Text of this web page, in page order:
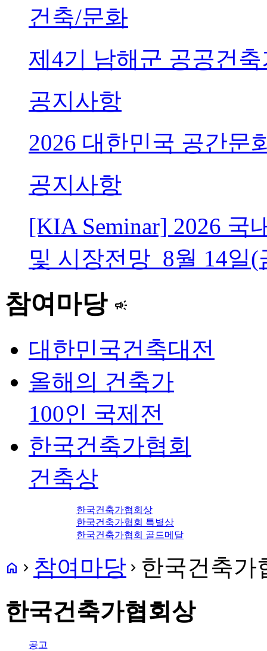
건축/문화
제4기 남해군 공공건
공지사항
2026 대한민국 공간문
공지사항
[KIA Seminar] 2026 국
및 시장전망_8월 14일(
참여마당 campaign
대한민국건축대전
올해의 건축가
100인 국제전
한국건축가협회
건축상
한국건축가협회상
한국건축가협회 특별상
한국건축가협회 골드메달
home navigate_next 참여마당 navigate_next 한국건축가
한국건축가협회상
공고